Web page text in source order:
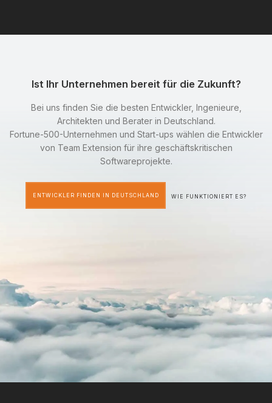
Ist Ihr Unternehmen bereit für die Zukunft?
Bei uns finden Sie die besten Entwickler, Ingenieure,
Architekten und Berater in Deutschland.
Fortune-500-Unternehmen und Start-ups wählen die Entwickler
von Team Extension für ihre geschäftskritischen
Softwareprojekte.
ENTWICKLER FINDEN IN DEUTSCHLAND WIE FUNKTIONIERT ES?